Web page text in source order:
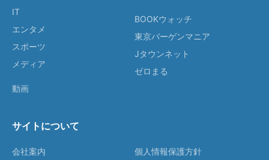
IT
エンタメ
スポーツ
メディア
動画
BOOKウォッチ
東京バーゲンマニア
Jタウンネット
ゼロまる
サイトについて
会社案内
個人情報保護方針